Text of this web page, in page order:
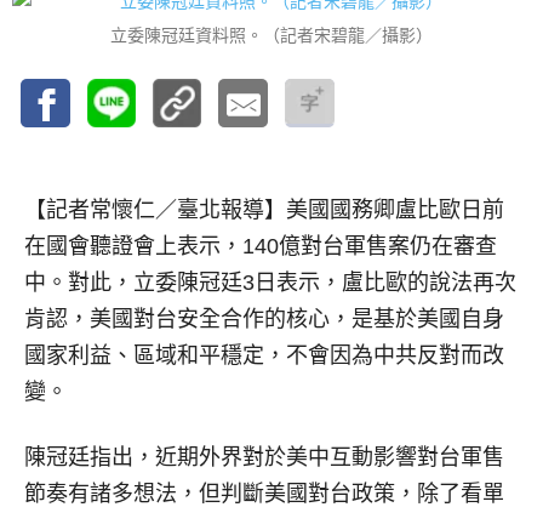
立委陳冠廷資料照。（記者宋碧龍／攝影）
【記者常懷仁／臺北報導】 美國國務卿盧比歐日前
在國會聽證會上表示，140億對台軍售案仍在審查
中。對此，立委陳冠廷3日表示，盧比歐的說法再次
肯認，美國對台安全合作的核心，是基於美國自身
國家利益、區域和平穩定，不會因為中共反對而改
變。
陳冠廷指出，近期外界對於美中互動影響對台軍售
節奏有諸多想法，但判斷美國對台政策，除了看單